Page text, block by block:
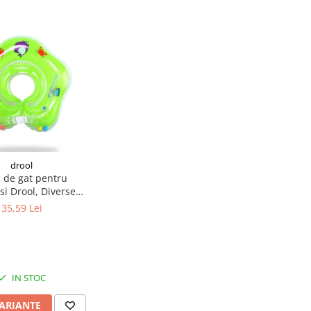
drool
de gat pentru
Drool, Diverse
culori
35,59 Lei
IN STOC